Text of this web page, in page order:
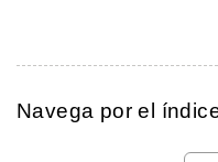
Navega por el